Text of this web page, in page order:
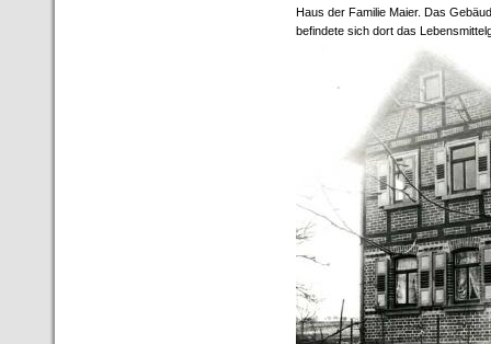
Haus der Familie Maier. Das
befindete sich dort das